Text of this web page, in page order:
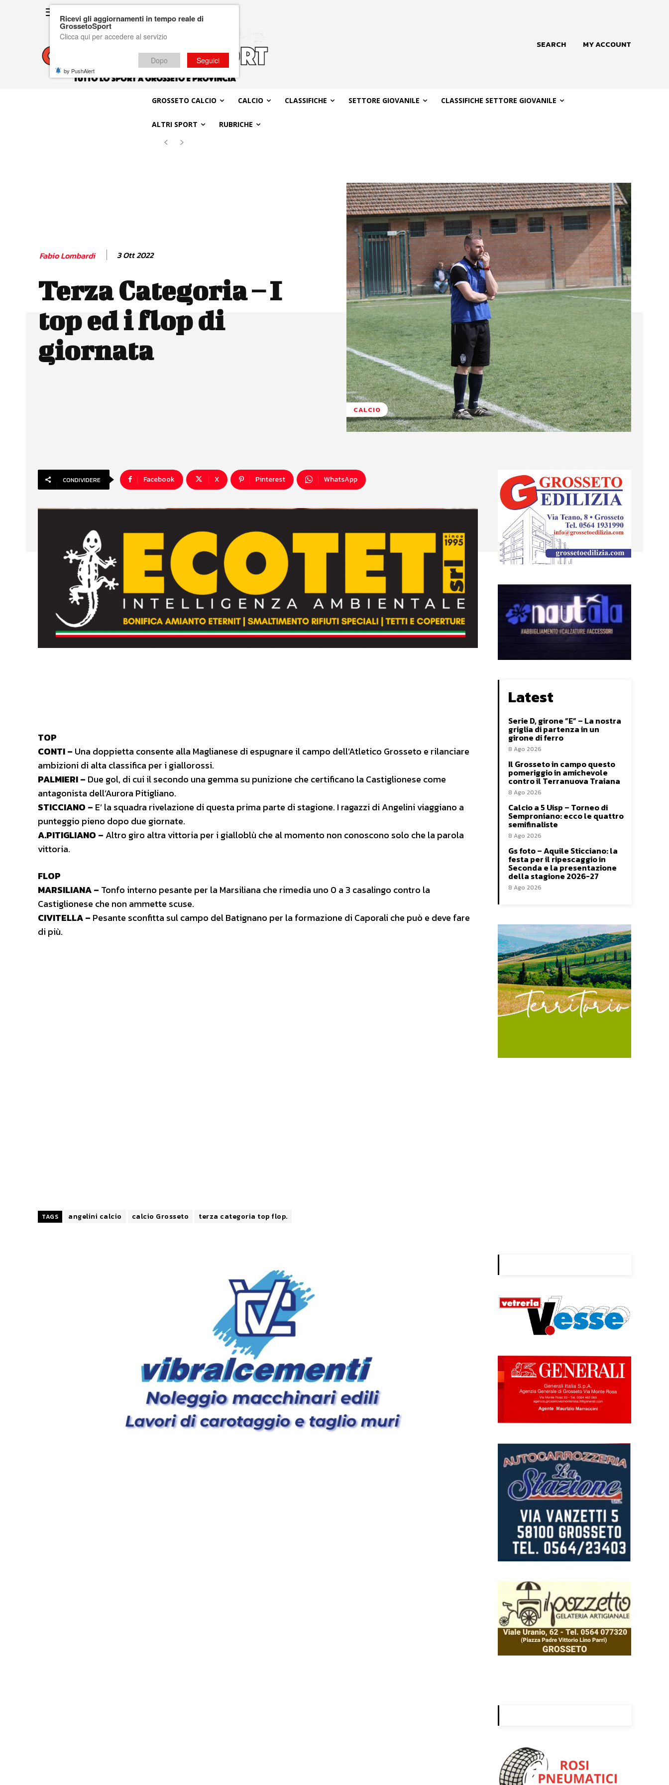
SEARCH MY ACCOUNT
GROSSETO CALCIO CALCIO CLASSIFICHE SETTORE GIOVANILE CLASSIFICHE SETTORE GIOVANILE
ALTRI SPORT RUBRICHE
Fabio Lombardi 3 Ott 2022
Terza Categoria – I
top ed i flop di
giornata
CALCIO
CONDIVIDERE Facebook X Pinterest WhatsApp
TOP
CONTI – Una doppietta consente alla Maglianese di espugnare il campo dell’Atletico Grosseto e rilanciare
ambizioni di alta classifica per i giallorossi.
PALMIERI – Due gol, di cui il secondo una gemma su punizione che certificano la Castiglionese come
antagonista dell’Aurora Pitigliano.
STICCIANO – E’ la squadra rivelazione di questa prima parte di stagione. I ragazzi di Angelini viaggiano a
punteggio pieno dopo due giornate.
A.PITIGLIANO – Altro giro altra vittoria per i gialloblù che al momento non conoscono solo che la parola
vittoria.
FLOP
MARSILIANA – Tonfo interno pesante per la Marsiliana che rimedia uno 0 a 3 casalingo contro la
Castiglionese che non ammette scuse.
CIVITELLA – Pesante sconfitta sul campo del Batignano per la formazione di Caporali che può e deve fare
di più.
TAGS angelini calcio calcio Grosseto terza categoria top flop.
Latest
Serie D, girone ”E” – La nostra
griglia di partenza in un
girone di ferro
8 Ago 2026
Il Grosseto in campo questo
pomeriggio in amichevole
contro il Terranuova Traiana
8 Ago 2026
Calcio a 5 Uisp – Torneo di
Semproniano: ecco le quattro
semifinaliste
8 Ago 2026
Gs foto – Aquile Sticciano: la
festa per il ripescaggio in
Seconda e la presentazione
della stagione 2026-27
8 Ago 2026
Ricevi gli aggiornamenti in tempo reale di
GrossetoSport
Clicca qui per accedere al servizio
Dopo Seguici
by PushAlert